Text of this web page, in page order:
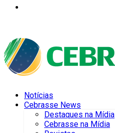
Notícias
Cebrasse News
Destaques na Mídia
Cebrasse na Mídia